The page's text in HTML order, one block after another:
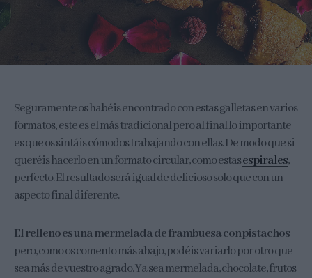
Seguramente os habéis encontrado con estas galletas en varios
formatos, este es el más tradicional pero al final lo importante
es que os sintáis cómodos trabajando con ellas. De modo que si
queréis hacerlo en un formato circular, como estasespirales,
perfecto. El resultado será igual de delicioso solo que con un
aspecto final diferente.
El relleno es una mermelada de frambuesa con pistachos
pero, como os comento más abajo, podéis variarlo por otro que
sea más de vuestro agrado. Ya sea mermelada, chocolate, frutos